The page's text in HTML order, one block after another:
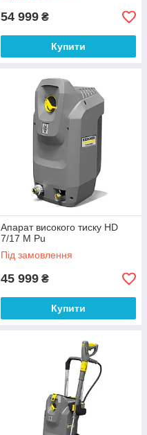
54 999 ₴
Купити
Апарат високого тиску HD
7/17 M Pu
Під замовлення
45 999 ₴
Купити